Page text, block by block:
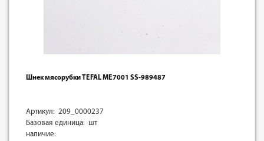
Шнек мясорубки TEFAL ME7001 SS-989487
Артикул: 209_0000237
Базовая единица: шт
наличие: